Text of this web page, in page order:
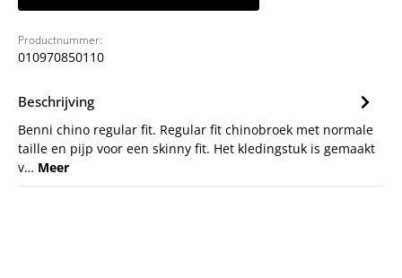
Productnummer:
010970850110
Beschrijving
Benni chino regular fit. Regular fit chinobroek met normale
taille en pijp voor een skinny fit. Het kledingstuk is gemaakt
v… Meer